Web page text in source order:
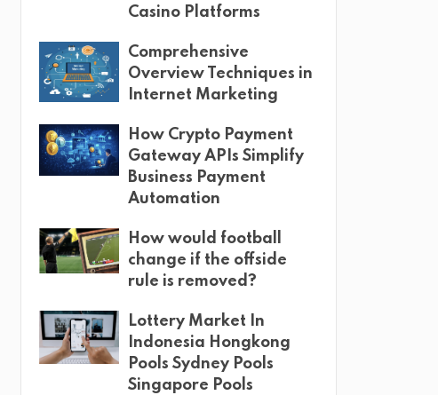
Casino Platforms
Comprehensive
Overview Techniques in
Internet Marketing
How Crypto Payment
Gateway APIs Simplify
Business Payment
Automation
How would football
change if the offside
rule is removed?
Lottery Market In
Indonesia Hongkong
Pools Sydney Pools
Singapore Pools